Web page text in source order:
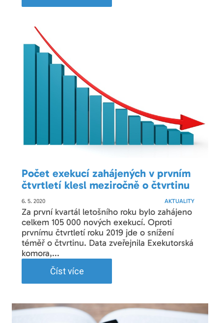
Počet exekucí zahájených v prvním
čtvrtletí klesl meziročně o čtvrtinu
6. 5. 2020 AKTUALITY
Za první kvartál letošního roku bylo zahájeno
celkem 105 000 nových exekucí. Oproti
prvnímu čtvrtletí roku 2019 jde o snížení
téměř o čtvrtinu. Data zveřejnila Exekutorská
komora,...
Číst více